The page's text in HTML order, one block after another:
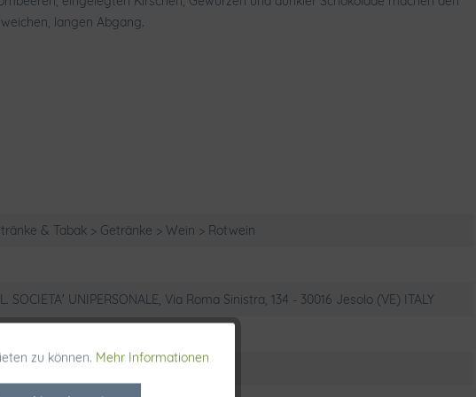
langen Abgang.
& Tabak > Getränke > Wein > Rotwein
SOCIETA' UNIPERSONALE, Via Roma Sinistra, 134 - 30016 Jesolo (VE) ITALY
Aktiv
zu können. Mehr Informationen